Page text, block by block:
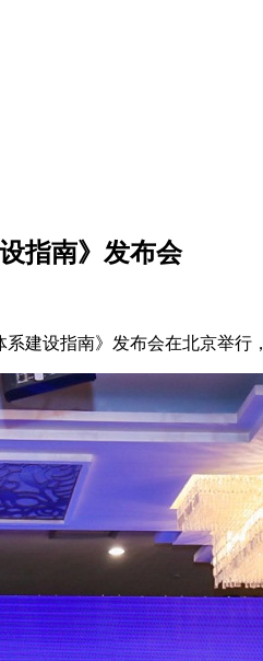
指南》发布会
建设指南》发布会在北京举行，